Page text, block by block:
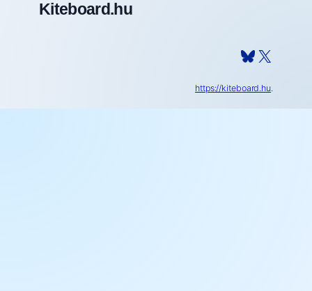
Kiteboard.hu
Bluesky X
https://kiteboard.hu.